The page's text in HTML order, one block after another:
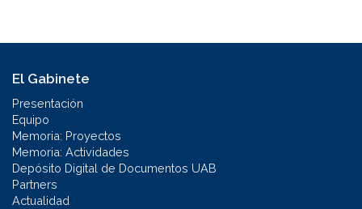
El Gabinete
Presentación
Equipo
Memoria: Proyectos
Memoria: Actividades
Depósito Digital de Documentos UAB
Partners
Actualidad